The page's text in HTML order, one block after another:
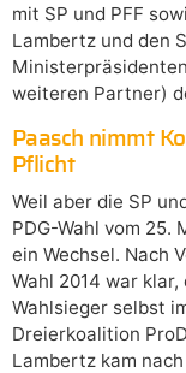
mit SP und PFF
Lambertz und den
weiteren Partner)
Paasch nimmt
Pflicht
Weil aber die SP
PDG-Wahl vom 25.
ein Wechsel. Nach
Wahl 2014 war
Wahlsieger selbst
Dreierkoalition
Lambertz kam